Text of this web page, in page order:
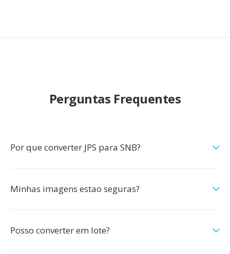
Perguntas Frequentes
Por que converter JPS para SNB?
Minhas imagens estao seguras?
Posso converter em lote?